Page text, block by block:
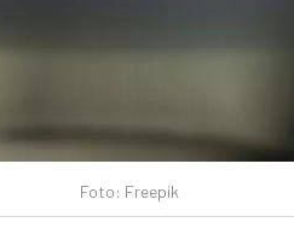
Foto: Freepik